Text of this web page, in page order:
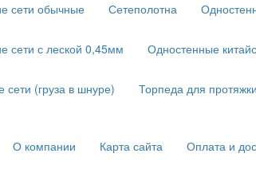
сети обычные Сетеполотна
сети с леской 0,45мм Одностенные
сети (груза в шнуре) Торпеда для
О компании Карта сайта Оплата и